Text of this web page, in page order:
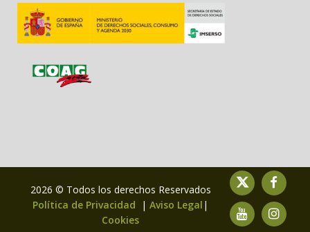
2026 © Todos los derechos Reservados
Política de Privacidad
| Aviso Legal |
Cookies